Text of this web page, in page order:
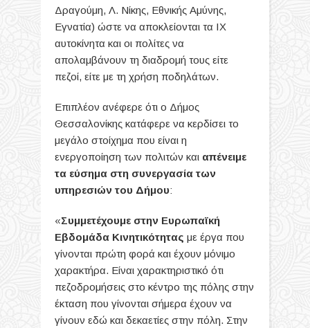
Δραγούμη, Λ. Νίκης, Εθνικής Αμύνης,
Εγνατία) ώστε να αποκλείονται τα ΙΧ
αυτοκίνητα και οι πολίτες να
απολαμβάνουν τη διαδρομή τους είτε
πεζοί, είτε με τη χρήση ποδηλάτων.
Επιπλέον ανέφερε ότι ο Δήμος
Θεσσαλονίκης κατάφερε να κερδίσει το
μεγάλο στοίχημα που είναι η
ενεργοποίηση των πολιτών και απένειμε
τα εύσημα στη συνεργασία των
υπηρεσιών του Δήμου:
«Συμμετέχουμε στην Ευρωπαϊκή
Εβδομάδα Κινητικότητας με έργα που
γίνονται πρώτη φορά και έχουν μόνιμο
χαρακτήρα. Είναι χαρακτηριστικό ότι
πεζοδρομήσεις στο κέντρο της πόλης στην
έκταση που γίνονται σήμερα έχουν να
γίνουν εδώ και δεκαετίες στην πόλη. Στην